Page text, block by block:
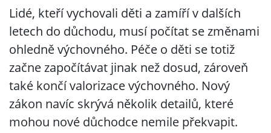
Lidé, kteří vychovali děti a zamíří v dalších
letech do důchodu, musí počítat se změnami
ohledně výchovného. Péče o děti se totiž
začne započítávat jinak než dosud, zároveň
také končí valorizace výchovného. Nový
zákon navíc skrývá několik detailů, které
mohou nové důchodce nemile překvapit.